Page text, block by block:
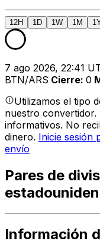
12H 1D 1W 1M
7 ago 2026, 22:41
BTN/ARS Cierre: 0
Utilizamos el tipo
nuestro convertidor.
informativos. No
dinero. Inicie sesión
envío
Pares de
Información